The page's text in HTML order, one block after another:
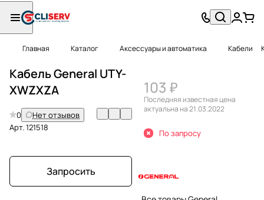
Главная Каталог Аксессуары и автоматика Кабели
Кабель General UTY-
XWZXZA
0
Нет отзывов
Арт.121518
Запросить
103 ₽
Последняя известная цена
актуальна на 21.03.2022
По запросу